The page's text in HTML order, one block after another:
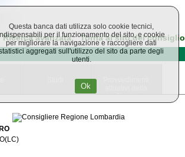
Ricerca avanzata Torna al sito del consiglio
Giunta
Regionale
Questa banca dati utilizza solo cookie tecnici,
per il funzionamento del sito, e cookie
per migliorare la navigazione e raccogliere dati
aggregati sull'utilizzo del sito da parte degli
utenti.
Ok